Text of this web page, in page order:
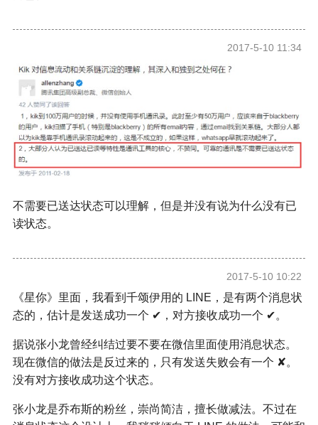
2017-5-10 11:34
不需要已送达状态可以理解，但是并没有说为什么没有已
读状态。
2017-5-10 10:22
《星你》里面，我看到千颂伊用的 LINE，是有两个消息状
态的，估计是发送成功一个 ✔，对方接收成功一个 ✔。
据说张小龙曾经纠结过要不要在微信里面使用消息状态。
现在微信的做法是反过来的，只有发送失败会有一个 ✘。
没有对方接收成功这个状态。
张小龙是乔布斯的粉丝，崇尚简洁，擅长做减法。不过在